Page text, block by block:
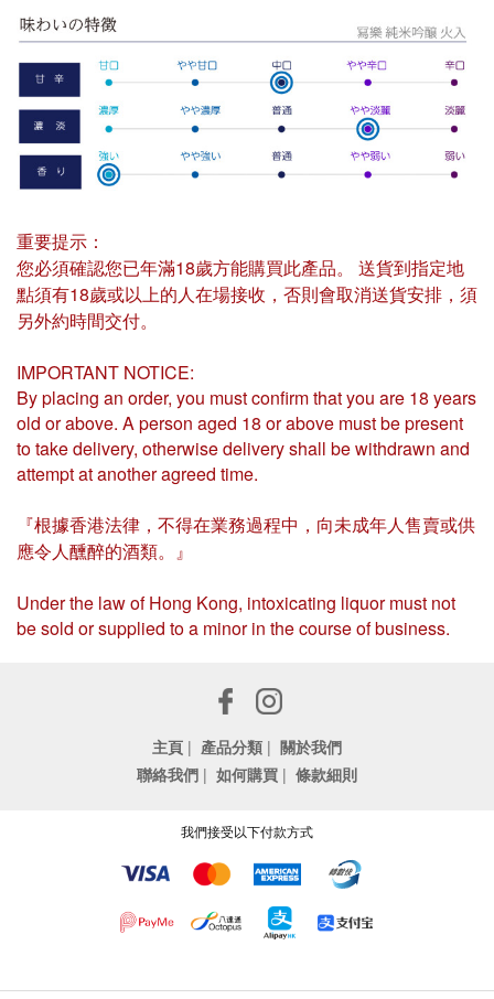
重要提示：
您必須確認您已年滿18歲方能購買此產品。 送貨到指定地
點須有18歲或以上的人在場接收，否則會取消送貨安排，須
另外約時間交付。
IMPORTANT NOTICE:
By placing an order, you must confirm that you are 18 years
old or above. A person aged 18 or above must be present
to take delivery, otherwise delivery shall be withdrawn and
attempt at another agreed time.
『根據香港法律，不得在業務過程中，向未成年人售賣或供
應令人醺醉的酒類。』
Under the law of Hong Kong, intoxicating liquor must not
be sold or supplied to a minor in the course of business.
主頁 | 產品分類 | 關於我們
聯絡我們 | 如何購買 | 條款細則
我們接受以下付款方式